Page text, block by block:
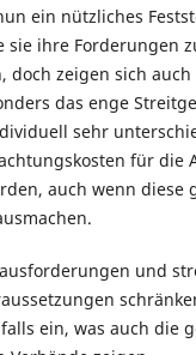
ein nützliches
sie ihre Forderungen
doch zeigen sich
das enge
sehr
für die
auch wenn diese
und
ein, was auch die